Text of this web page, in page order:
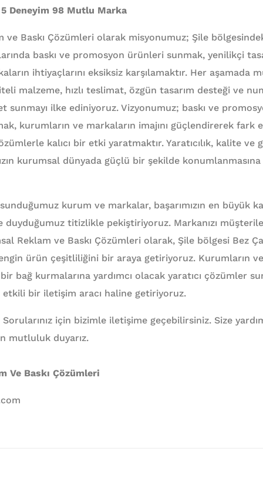
Deneyim 98 Mutlu Marka
ve Baskı Çözümleri olarak misyonumuz; Şile
baskı ve promosyon ürünleri sunmak, yenilikçi
ihtiyaçlarını eksiksiz karşılamaktır. Her aşamada
malzeme, hızlı teslimat, özgün tasarım desteği ve
sunmayı ilke ediniyoruz. Vizyonumuz; baskı ve
kurumların ve markaların imajını güçlendirerek fark
kalıcı bir etki yaratmaktır. Yaratıcılık, kalite ve
kurumsal dünyada güçlü bir şekilde konumlanmasına
kurum ve markalar, başarımızın en büyük
duyduğumuz titizlikle pekiştiriyoruz. Markanızı
Reklam ve Baskı Çözümleri olarak, Şile bölgesi Bez
zengin ürün çeşitliliğini bir araya getiriyoruz. Kurumların
bağ kurmalarına yardımcı olacak yaratıcı çözümler
etkili bir iletişim aracı haline getiriyoruz.
için bizimle iletişime geçebilirsiniz. Size
mutluluk duyarız.
Ve Baskı Çözümleri